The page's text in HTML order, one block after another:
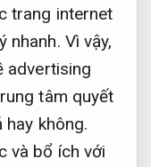
trang internet
nhanh. Vì vậy,
advertising
tâm quyết
không.
và bổ ích với